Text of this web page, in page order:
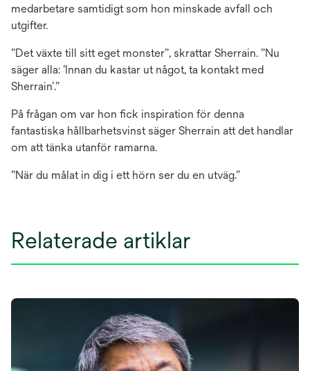
medarbetare samtidigt som hon minskade avfall och
utgifter.
”Det växte till sitt eget monster”, skrattar Sherrain. ”Nu
säger alla: ’Innan du kastar ut något, ta kontakt med
Sherrain’.”
På frågan om var hon fick inspiration för denna
fantastiska hållbarhetsvinst säger Sherrain att det handlar
om att tänka utanför ramarna.
”När du målat in dig i ett hörn ser du en utväg.”
Relaterade artiklar